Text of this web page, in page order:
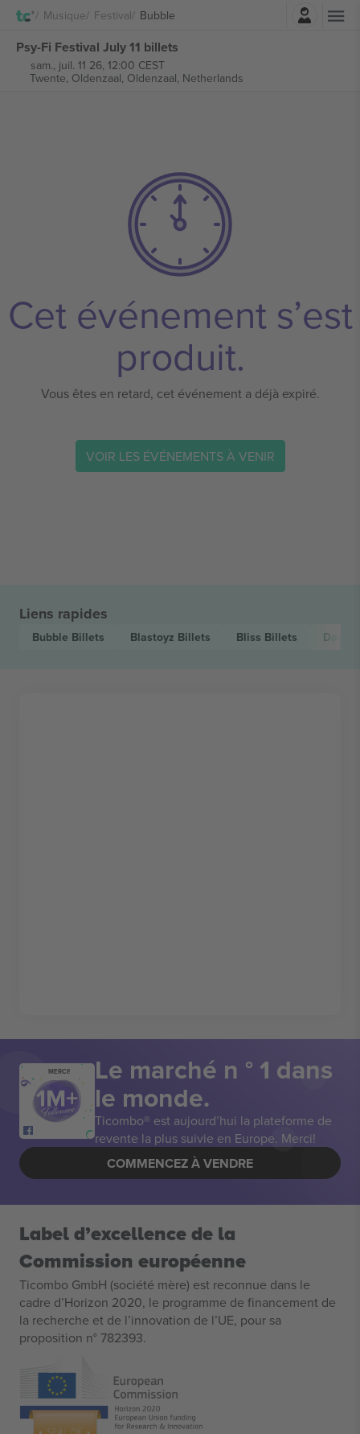
Musique Festival Bubble
Psy-Fi Festival July 11 billets
sam., juil. 11 26, 12:00 CEST
Twente, Oldenzaal, Oldenzaal, Netherlands
Cet événement s’est
produit.
Vous êtes en retard, cet événement a déjà expiré.
VOIR LES ÉVÉNEMENTS À VENIR
Liens rapides
Bubble Billets Blastoyz Billets Bliss Billets
MERCI! Le marché n ° 1 dans
le monde.
Ticombo® est aujourd’hui la plateforme de
revente la plus suivie en Europe. Merci!
COMMENCEZ À VENDRE
Label d’excellence de la
Commission européenne
Ticombo GmbH (société mère) est reconnue dans le
cadre d’Horizon 2020, le programme de financement de
la recherche et de l’innovation de l’UE, pour sa
proposition n° 782393.